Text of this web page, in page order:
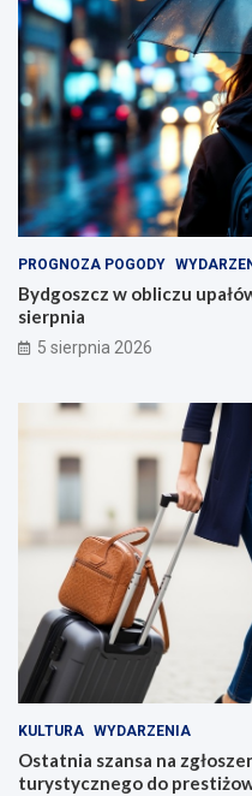
PROGNOZA POGODY
Bydgoszcz w obliczu
sierpnia
5 sierpnia 2026
KULTURA WYDARZENIA
Ostatnia szansa na
turystycznego do